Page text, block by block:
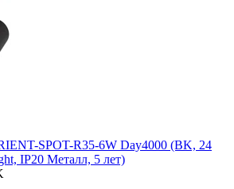
SPOT-R35-6W Day4000 (BK, 24
IP20 Металл, 5 лет)